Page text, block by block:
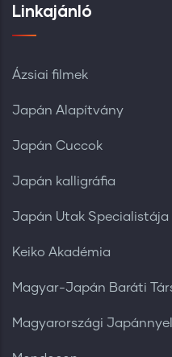
Linkajánló
Ázsiai filmek
Japán Alapítvány
Japán Cuccok
Japán kalligráfia
Japán Utak Specialistája
Keiko Akadémia
Magyar-Japán Baráti
Magyarországi